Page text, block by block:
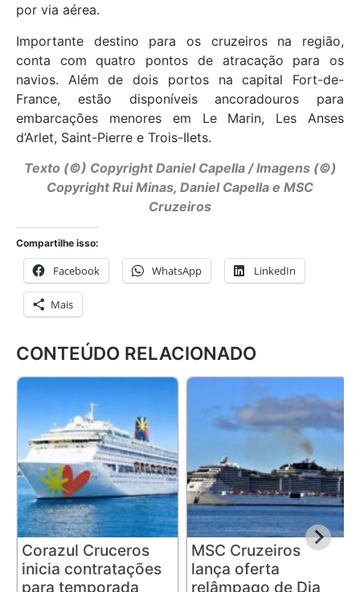
por via aérea.
Importante destino para os cruzeiros na região,
conta com quatro pontos de atracação para os
navios. Além de dois portos na capital Fort-de-
France, estão disponíveis ancoradouros para
embarcações menores em Le Marin, Les Anses
d’Arlet, Saint-Pierre e Trois-Ilets.
Texto (©) Copyright Daniel Capella / Imagens (©)
Copyright Rui Minas, Daniel Capella e MSC
Cruzeiros
Compartilhe isso:
Facebook WhatsApp LinkedIn
Mais
CONTEÚDO RELACIONADO
Corazul Cruceros
inicia contratações
para temporada
MSC Cruzeiros
lança oferta
relâmpago de Dia